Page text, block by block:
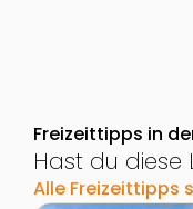
Freizeittipps in
Hast du diese
Alle Freizeittipps